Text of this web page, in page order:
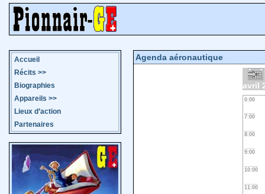
Accueil
Récits >>
Biographies
Appareils >>
Lieux d’action
Partenaires
Agenda aéronautique
avril
0:00
7:00
8:00
9:00
10:00
11:00